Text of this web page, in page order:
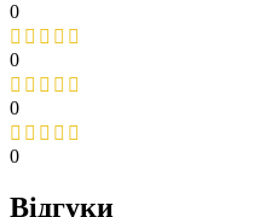
0
0
0
0
Відгуки